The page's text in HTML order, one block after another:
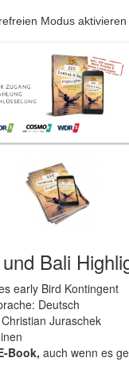
Modus aktivieren
Bali
early Bird Kontingent
Deutsch
Juraschek
Book, auch wenn es